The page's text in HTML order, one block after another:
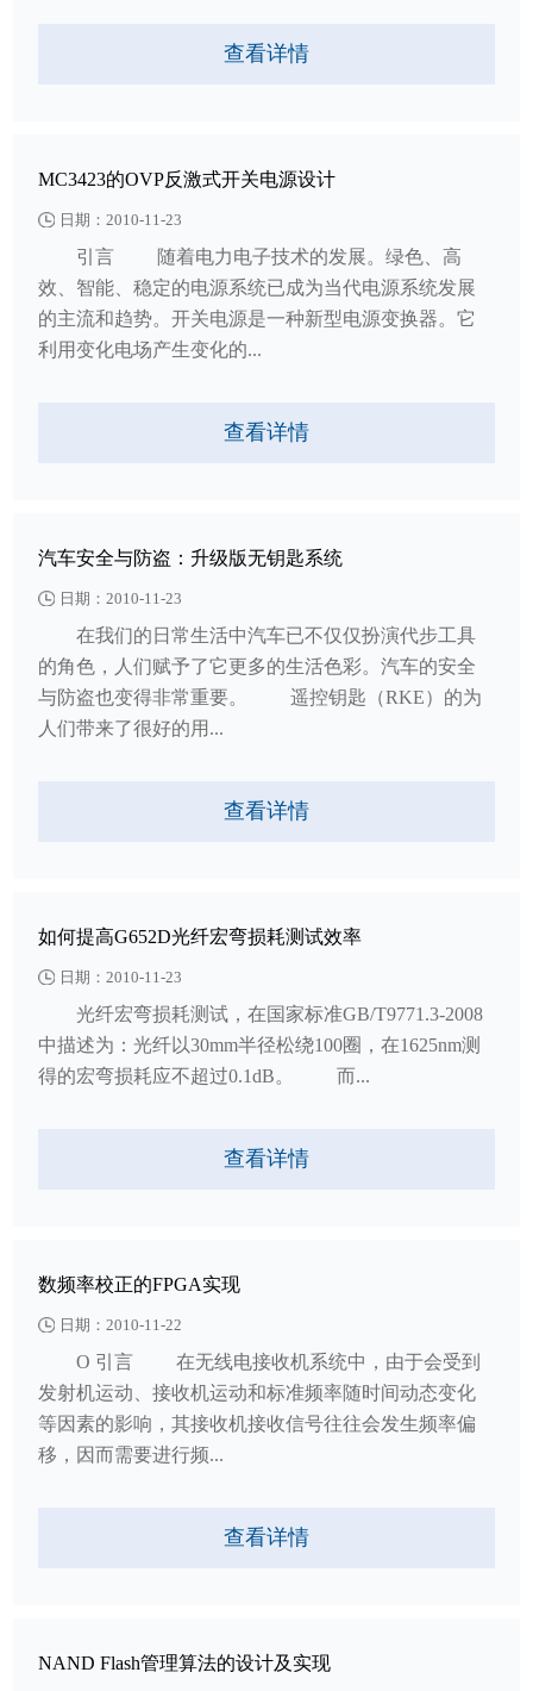
查看详情
MC3423的OVP反激式开关电源设计
日期：2010-11-23
引言 随着电力电子技术的发展。绿色、高
效、智能、稳定的电源系统已成为当代电源系统发展
的主流和趋势。开关电源是一种新型电源变换器。它
利用变化电场产生变化的...
查看详情
汽车安全与防盗：升级版无钥匙系统
日期：2010-11-23
在我们的日常生活中汽车已不仅仅扮演代步工具
的角色，人们赋予了它更多的生活色彩。汽车的安全
与防盗也变得非常重要。 遥控钥匙（RKE）的为
人们带来了很好的用...
查看详情
如何提高G652D光纤宏弯损耗测试效率
日期：2010-11-23
光纤宏弯损耗测试，在国家标准GB/T9771.3-2008
中描述为：光纤以30mm半径松绕100圈，在1625nm测
得的宏弯损耗应不超过0.1dB。 而...
查看详情
数频率校正的FPGA实现
日期：2010-11-22
O 引言 在无线电接收机系统中，由于会受到
发射机运动、接收机运动和标准频率随时间动态变化
等因素的影响，其接收机接收信号往往会发生频率偏
移，因而需要进行频...
查看详情
NAND Flash管理算法的设计及实现